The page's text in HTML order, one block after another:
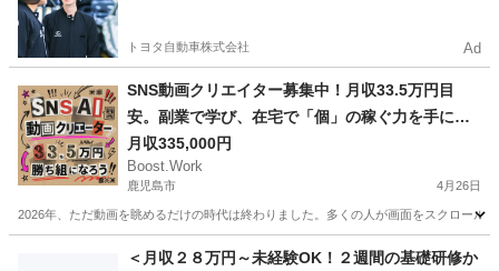
トヨタ自動車株式会社 Ad
SNS動画クリエイター募集中！月収33.5万円目
安。副業で学び、在宅で「個」の稼ぐ力を手に入
れる。🚀✨
月収335,000円
Boost.Work
鹿児島市 4月26日
2026年、ただ動画を眺めるだけの時代は終わりました。多くの人が画面をスクロー
一般事務 未経験
＜月収２８万円～未経験OK！２週間の基礎研修か